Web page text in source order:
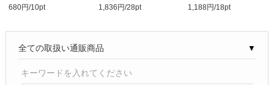
クチーズケーキ（1..
680円/10pt
ライド オリジナル生..
1,836円/28pt
150g （レーズン）/..
1,188円/18pt
▼